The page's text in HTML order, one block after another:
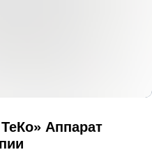
Аппарат